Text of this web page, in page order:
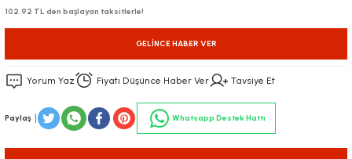
102,92 TL den başlayan taksitlerle!
GELINCE HABER VER
Yorum Yaz Fiyatı Düşünce Haber Ver Tavsiye Et
Paylaş Whatsapp Destek Hattı